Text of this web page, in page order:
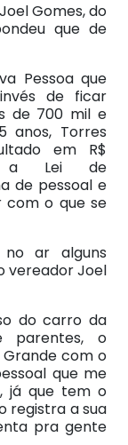
Gomes, do
que de
Pessoa que
de ficar
de 700 mil e
anos, Torres
em R$
a Lei de
de pessoal e
o que se
ar alguns
vereador Joel
do carro da
parentes, o
com o
que me
já que tem o
registra a sua
pra gente